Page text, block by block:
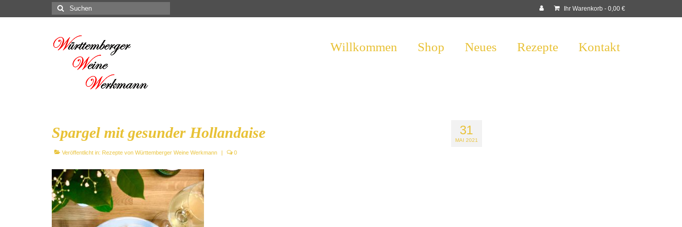
Ihr Warenkorb - 0,00 €
Suchen
nach:
Willkommen Shop Neues Rezepte Kontakt
31
MAI 2021
Spargel mit gesunder Hollandaise
Veröffentlicht in: Rezepte von Württemberger Weine Werkmann | 0